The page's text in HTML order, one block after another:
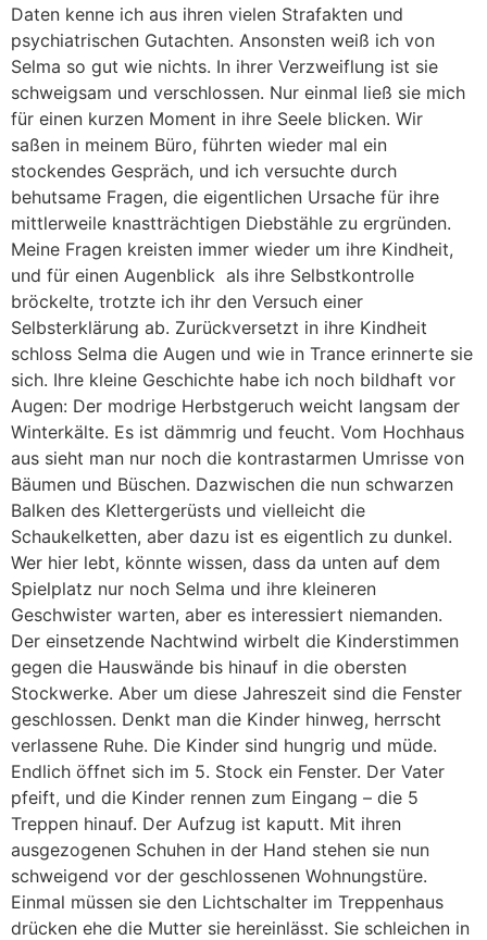
Daten kenne ich aus ihren vielen Strafakten und
psychiatrischen Gutachten. Ansonsten weiß ich von
Selma so gut wie nichts. In ihrer Verzweiflung ist sie
schweigsam und verschlossen. Nur einmal ließ sie mich
für einen kurzen Moment in ihre Seele blicken. Wir
saßen in meinem Büro, führten wieder mal ein
stockendes Gespräch, und ich versuchte durch
behutsame Fragen, die eigentlichen Ursache für ihre
mittlerweile knastträchtigen Diebstähle zu ergründen.
Meine Fragen kreisten immer wieder um ihre Kindheit,
und für einen Augenblick als ihre Selbstkontrolle
bröckelte, trotzte ich ihr den Versuch einer
Selbsterklärung ab. Zurückversetzt in ihre Kindheit
schloss Selma die Augen und wie in Trance erinnerte sie
sich. Ihre kleine Geschichte habe ich noch bildhaft vor
Augen: Der modrige Herbstgeruch weicht langsam der
Winterkälte. Es ist dämmrig und feucht. Vom Hochhaus
aus sieht man nur noch die kontrastarmen Umrisse von
Bäumen und Büschen. Dazwischen die nun schwarzen
Balken des Klettergerüsts und vielleicht die
Schaukelketten, aber dazu ist es eigentlich zu dunkel.
Wer hier lebt, könnte wissen, dass da unten auf dem
Spielplatz nur noch Selma und ihre kleineren
Geschwister warten, aber es interessiert niemanden.
Der einsetzende Nachtwind wirbelt die Kinderstimmen
gegen die Hauswände bis hinauf in die obersten
Stockwerke. Aber um diese Jahreszeit sind die Fenster
geschlossen. Denkt man die Kinder hinweg, herrscht
verlassene Ruhe. Die Kinder sind hungrig und müde.
Endlich öffnet sich im 5. Stock ein Fenster. Der Vater
pfeift, und die Kinder rennen zum Eingang – die 5
Treppen hinauf. Der Aufzug ist kaputt. Mit ihren
ausgezogenen Schuhen in der Hand stehen sie nun
schweigend vor der geschlossenen Wohnungstüre.
Einmal müssen sie den Lichtschalter im Treppenhaus
drücken ehe die Mutter sie hereinlässt. Sie schleichen in